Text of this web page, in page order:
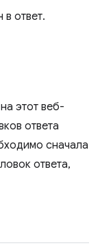
ответ.
этот веб-
ответа
сначала
ответа,